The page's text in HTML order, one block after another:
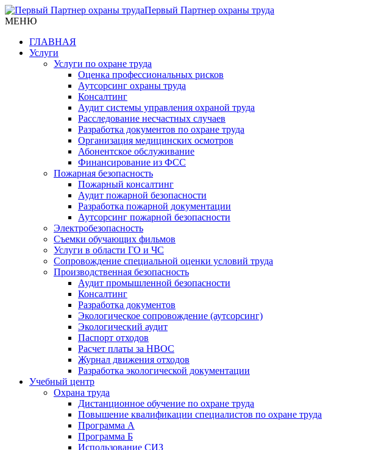
Первый Партнер охраны труда
МЕНЮ
ГЛАВНАЯ
Услуги
Услуги по охране труда
Оценка профессиональных рисков
Аутсорсинг охраны труда
Консалтинг
Аудит системы управления охраной труда
Расследование несчастных случаев
Разработка документов по охране труда
Организация медицинских осмотров
Абонентское обслуживание
Финансирование из ФСС
Пожарная безопасность
Пожарный консалтинг
Аудит пожарной безопасности
Разработка пожарной документации
Аутсорсинг пожарной безопасности
Электробезопасность
Съемки обучающих фильмов
Услуги в области ГО и ЧС
Сопровождение специальной оценки условий труда
Производственная безопасность
Аудит промышленной безопасности
Консалтинг
Разработка документов
Экологическое сопровождение (аутсорсинг)
Экологический аудит
Паспорт отходов
Расчет платы за НВОС
Журнал движения отходов
Разработка экологической документации
Учебный центр
Охрана труда
Дистанционное обучение по охране труда
Повышение квалификации специалистов по охране труда
Программа А
Программа Б
Использование СИЗ